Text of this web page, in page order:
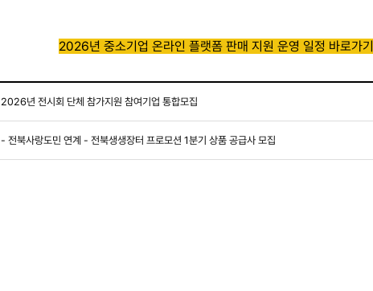
2026년 중소기업 온라인 플랫폼 판매 지원 운영 일정 바로가기
2026년 전시회 단체 참가지원 참여기업 통합모집
- 전북사랑도민 연계 - 전북생생장터 프로모션 1분기 상품 공급사 모집